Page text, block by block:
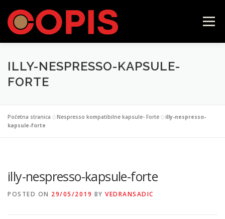
content
Menu
POČETNA LAVAZZA FIRMA ILLY
ILLY-NESPRESSO-KAPSULE-
FORTE
Početna stranica »Nespresso kompatibilne kapsule- Forte »illy-nespresso-
kapsule-forte
illy-nespresso-kapsule-forte
POSTED ON 29/05/2019 BY VEDRANSADIC